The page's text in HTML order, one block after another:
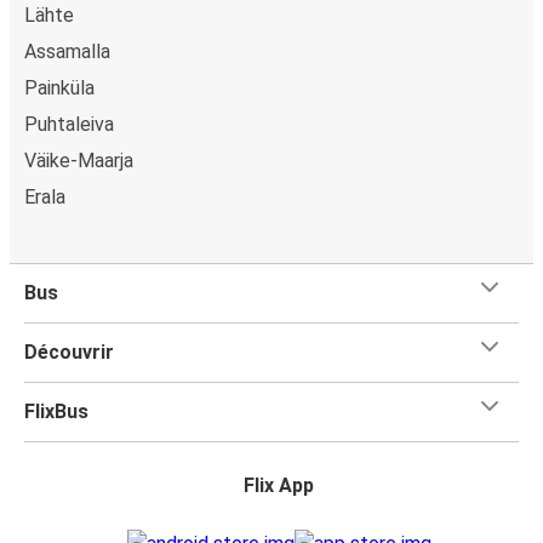
Lähte
Assamalla
Painküla
Puhtaleiva
Väike-Maarja
Erala
Bus
Découvrir
FlixBus
Flix App